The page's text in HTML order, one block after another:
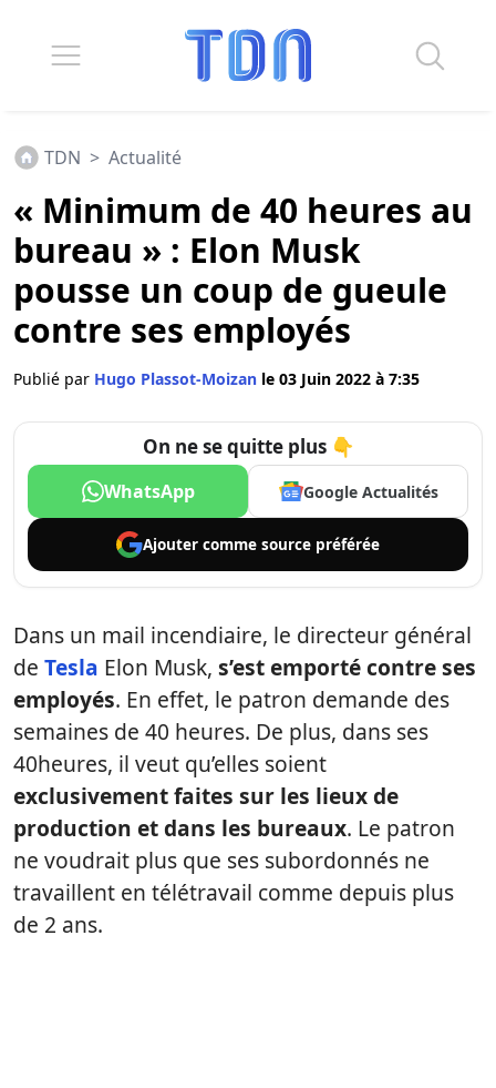
TDN > Actualité
« Minimum de 40 heures au
bureau » : Elon Musk
pousse un coup de gueule
contre ses employés
Publié par Hugo Plassot-Moizan le 03 Juin 2022 à 7:35
On ne se quitte plus 👇
WhatsApp Google Actualités
Ajouter comme source préférée
Dans un mail incendiaire, le directeur général
de Tesla Elon Musk, s’est emporté contre ses
employés. En effet, le patron demande des
semaines de 40 heures. De plus, dans ses
40heures, il veut qu’elles soient
exclusivement faites sur les lieux de
production et dans les bureaux. Le patron
ne voudrait plus que ses subordonnés ne
travaillent en télétravail comme depuis plus
de 2 ans.